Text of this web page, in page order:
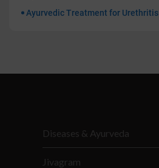
Ayurvedic Treatment for Urethritis
Diseases & Ayurveda
Jivagram